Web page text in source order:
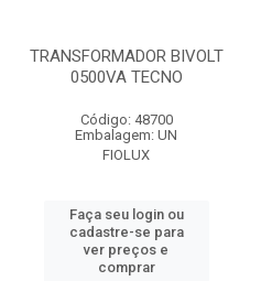
TRANSFORMADOR BIVOLT
0500VA TECNO
Código: 48700
Embalagem: UN
FIOLUX
Faça seu login ou
cadastre-se para
ver preços e
comprar